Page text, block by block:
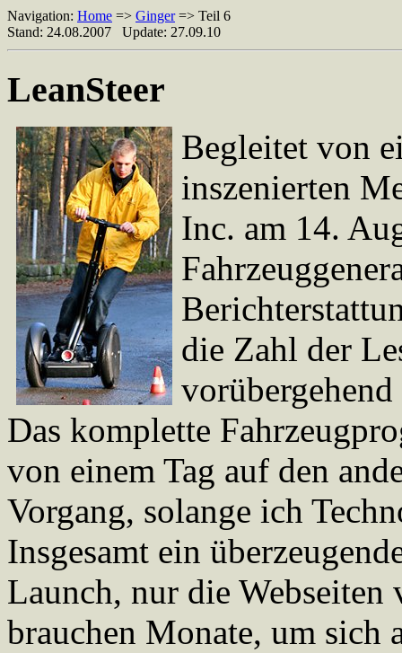
Navigation: Home => Ginger=> Teil 6
Stand: 24.08.2007 Update: 27.09.10
LeanSteer
Begleitet von
inszenierten
Inc. am 14.
die Zahl der
Das komplette
von einem Tag auf den
Vorgang, solange ich
Insgesamt ein
Launch, nur die Webseiten
brauchen Monate, um sich